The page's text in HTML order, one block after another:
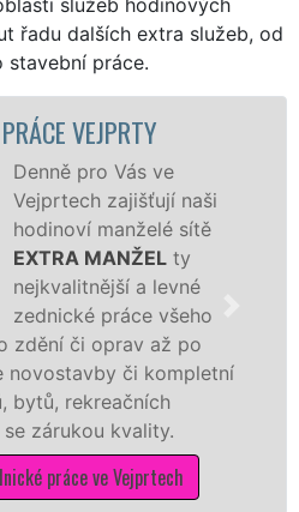
řadu dalších extra služeb, od
stavební práce.
ve
naši
sítě
ty
a levné
všeho
až po
kompletní